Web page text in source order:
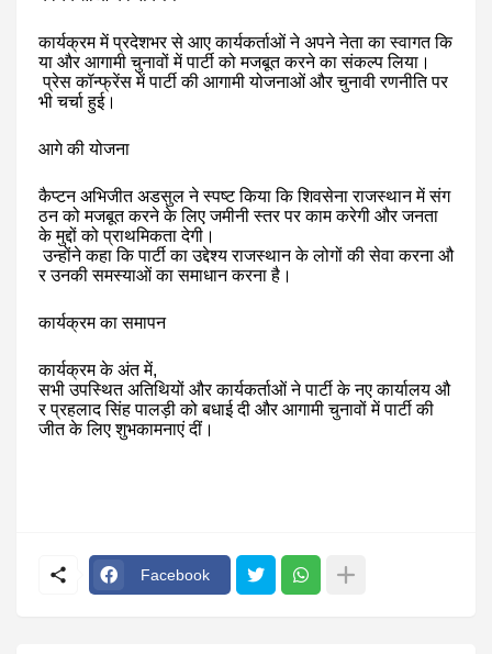
कार्यक्रम में प्रदेशभर से आए कार्यकर्ताओं ने अपने नेता का स्वागत कि
या और आगामी चुनावों में पार्टी को मजबूत करने का संकल्प लिया।
प्रेस कॉन्फ्रेंस में पार्टी की आगामी योजनाओं और चुनावी रणनीति पर
भी चर्चा हुई।
आगे की योजना
कैप्टन अभिजीत अडसुल ने स्पष्ट किया कि शिवसेना राजस्थान में संग
ठन को मजबूत करने के लिए जमीनी स्तर पर काम करेगी और जनता
के मुद्दों को प्राथमिकता देगी।
उन्होंने कहा कि पार्टी का उद्देश्य राजस्थान के लोगों की सेवा करना औ
र उनकी समस्याओं का समाधान करना है।
कार्यक्रम का समापन
कार्यक्रम के अंत में,
सभी उपस्थित अतिथियों और कार्यकर्ताओं ने पार्टी के नए कार्यालय औ
र प्रहलाद सिंह पालड़ी को बधाई दी और आगामी चुनावों में पार्टी की
जीत के लिए शुभकामनाएं दीं।
Facebook